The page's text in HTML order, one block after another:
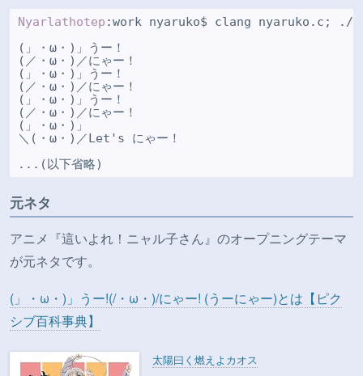
Nyarlathotep :work nyaruko$ clang nyaruko.c; ./
(」・ω・)」うー！
(／・ω・)／にゃー！
(」・ω・)」うー！
(／・ω・)／にゃー！
(」・ω・)」うー！
(／・ω・)／にゃー！
(」・ω・)」
＼(・ω・)／Let's にゃー！
元ネタ
アニメ『這いよれ！ニャル子さん』のオープニングテーマ
が元ネタです。
(」・ω・)」うー!(/・ω・)/にゃー! (うーにゃー)とは【ピク
シブ百科事典】
太陽曰く燃えよカオス